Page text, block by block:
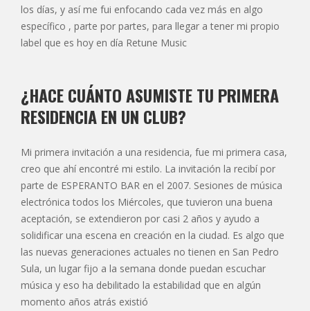
los días, y así me fui enfocando cada vez más en algo
específico , parte por partes, para llegar a tener mi propio
label que es hoy en día Retune Music
¿HACE CUÁNTO ASUMISTE TU PRIMERA
RESIDENCIA EN UN CLUB?
Mi primera invitación a una residencia, fue mi primera casa,
creo que ahí encontré mi estilo. La invitación la recibí por
parte de ESPERANTO BAR en el 2007. Sesiones de música
electrónica todos los Miércoles, que tuvieron una buena
aceptación, se extendieron por casi 2 años y ayudo a
solidificar una escena en creación en la ciudad. Es algo que
las nuevas generaciones actuales no tienen en San Pedro
Sula, un lugar fijo a la semana donde puedan escuchar
música y eso ha debilitado la estabilidad que en algún
momento años atrás existió